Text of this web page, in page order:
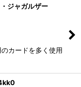
ジャガルザー
カードを多く使用